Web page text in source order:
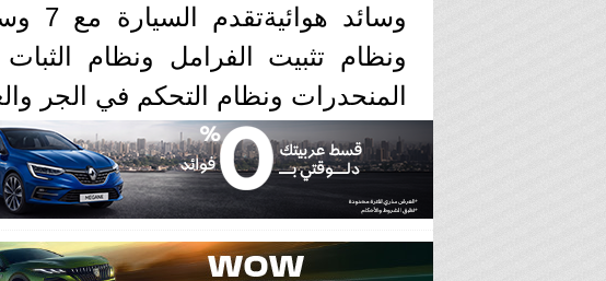
ونظام تثبيت الفرامل ونظام
المنحدرات ونظام التحكم في الجر